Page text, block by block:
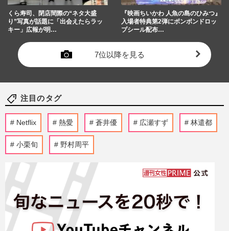
くら寿司、閉店間際の“ネタ大盛
り”写真が話題に「出会えたらラッ
キー」広報が明…
『映画ちいかわ 人魚の島のひみつ』
入場者特典第2弾にボンボンドロッ
プシール配布…
7位以降を見る
注目のタグ
Netflix 熱愛 蒼井優 広瀬すず 林遣都
小栗旬 野村周平